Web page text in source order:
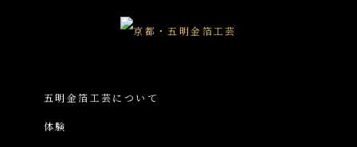
五明金箔工芸について
体験